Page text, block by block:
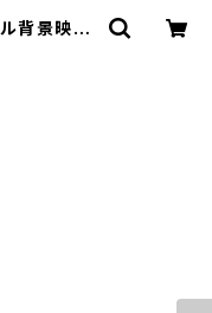
背景映像